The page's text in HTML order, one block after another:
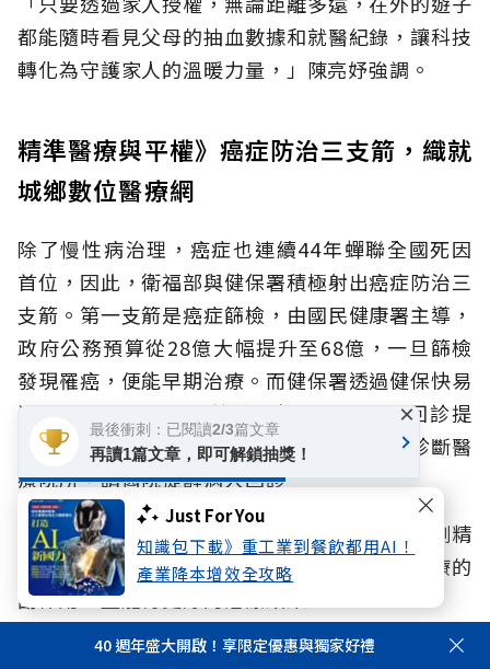
Just For You
知識包下載》重工業到餐飲都用AI！
產業降本增效全攻略
都能隨時看見父母的抽血數據和就醫紀錄，讓科技
轉化為守護家人的溫暖力量，」陳亮妤強調。
精準醫療與平權》癌症防治三支箭，織就
城鄉數位醫療網
除了慢性病治理，癌症也連續44年蟬聯全國死因
首位，因此，衛福部與健保署積極射出癌症防治三
支箭。第一支箭是癌症篩檢，由國民健康署主導，
政府公務預算從28億大幅提升至68億，一旦篩檢
發現罹癌，便能早期治療。而健保署透過健保快易
通App，主動向癌症篩檢陽性的民眾發送回診提
醒，亦針對有數位落差的國人名單回饋給原診斷醫
療院所，請醫院提醒病人回診。
第二支箭是健保給付的基因檢測，透過基因檢測精
準對應特定的標靶藥物，減少患者忍受無效治療的
副作用，且能有更好的治療效果。
第三支箭則是百億癌症新藥基金，由行政院以公務
40 週年盛大開啟！享限定優惠與獨家好禮
最後衝刺：已閱讀2/3篇文章
再讀1篇文章，即可解鎖抽獎！
×